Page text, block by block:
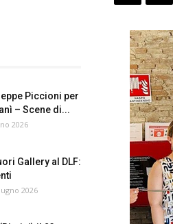
Piccioni per
– Scene di...
2026
Gallery al DLF:
2026